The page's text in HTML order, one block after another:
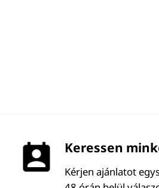
Keressen
Kérjen ajánlatot